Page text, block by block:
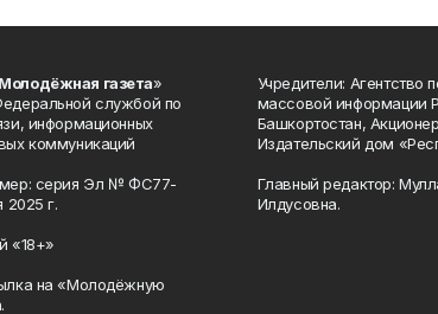
газета»
службой по
информационных
коммуникаций
серия Эл № ФС77-
2025 г.
«18+»
на «Молодёжную
Учредители: Агентство
массовой информации
Башкортостан,
Издательский дом
Главный редактор:
Илдусовна.